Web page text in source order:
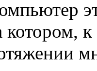
котором,